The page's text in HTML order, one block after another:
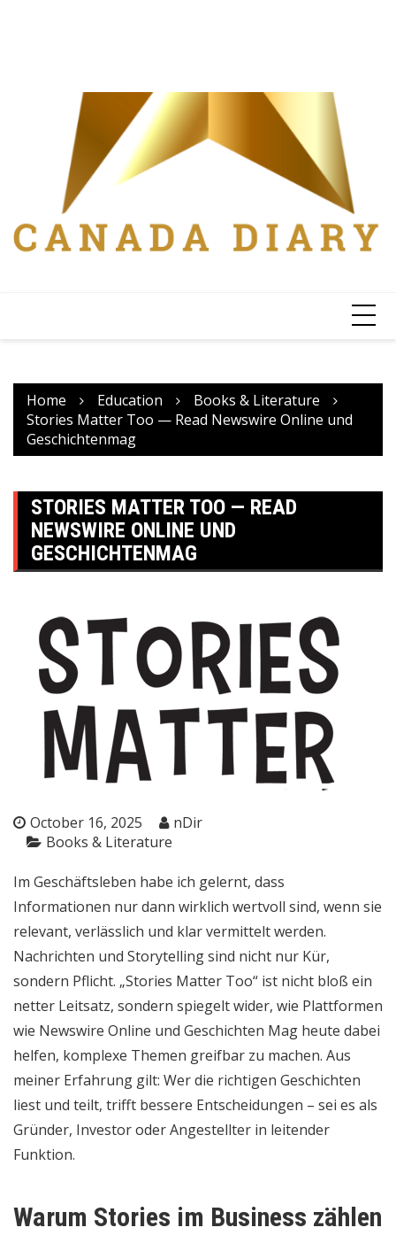
Home Education
Books & Literature
Stories Matter Too — Read Newswire Online und
Geschichtenmag
STORIES MATTER TOO — READ
NEWSWIRE ONLINE UND
GESCHICHTENMAG
October 16, 2025
nDir
Books & Literature
Im Geschäftsleben habe ich gelernt, dass
Informationen nur dann wirklich wertvoll sind, wenn sie
relevant, verlässlich und klar vermittelt werden.
Nachrichten und Storytelling sind nicht nur Kür,
sondern Pflicht. „Stories Matter Too“ ist nicht bloß ein
netter Leitsatz, sondern spiegelt wider, wie Plattformen
wie Newswire Online und Geschichten Mag heute dabei
helfen, komplexe Themen greifbar zu machen. Aus
meiner Erfahrung gilt: Wer die richtigen Geschichten
liest und teilt, trifft bessere Entscheidungen – sei es als
Gründer, Investor oder Angestellter in leitender
Funktion.
Warum Stories im Business zählen